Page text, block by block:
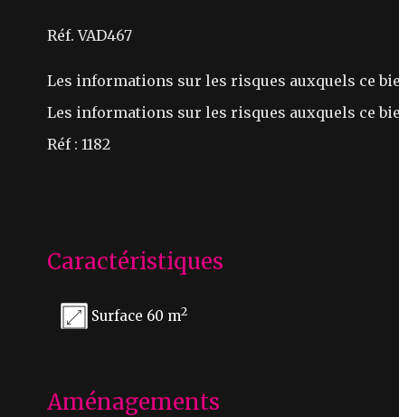
Réf. VAD467
Les informations sur les risques auxquels ce
Les informations sur les risques auxquels ce
Réf : 1182
Caractéristiques
Surface 60 m2
Aménagements